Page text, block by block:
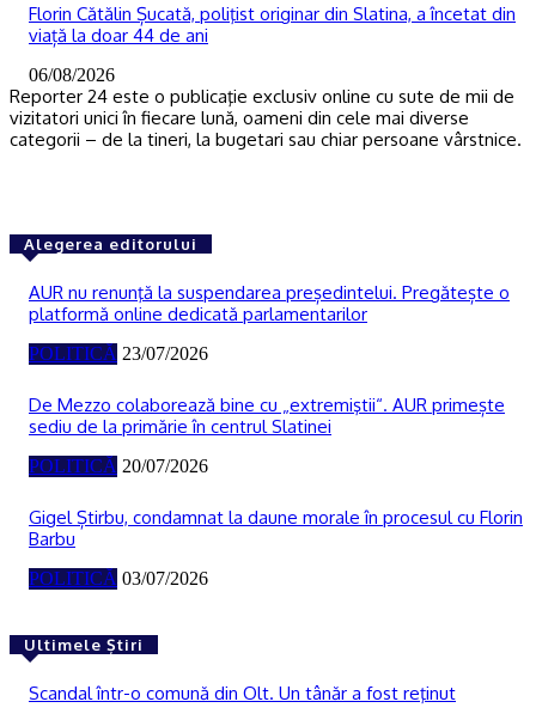
Florin Cătălin Șucată, poliţist originar din Slatina, a încetat din
viață la doar 44 de ani
06/08/2026
Reporter 24 este o publicaţie exclusiv online cu sute de mii de
vizitatori unici în fiecare lună, oameni din cele mai diverse
categorii – de la tineri, la bugetari sau chiar persoane vârstnice.
Alegerea editorului
AUR nu renunţă la suspendarea președintelui. Pregătește o
platformă online dedicată parlamentarilor
POLITICĂ 23/07/2026
De Mezzo colaborează bine cu „extremiştii“. AUR primește
sediu de la primărie în centrul Slatinei
POLITICĂ 20/07/2026
Gigel Știrbu, condamnat la daune morale în procesul cu Florin
Barbu
POLITICĂ 03/07/2026
Ultimele Știri
Scandal într-o comună din Olt. Un tânăr a fost reţinut